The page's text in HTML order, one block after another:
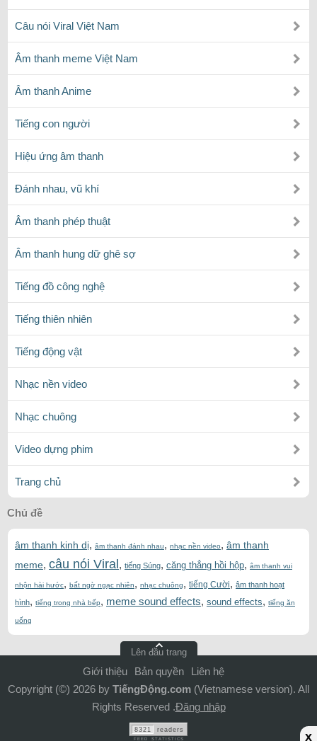
Câu nói Viral Việt Nam
Âm thanh meme Việt Nam
Âm thanh Anime
Tiếng con người
Hiệu ứng âm thanh
Đánh nhau, vũ khí
Âm thanh phép thuật
Âm thanh hung dữ ghê sợ
Tiếng đồ công nghệ
Tiếng thiên nhiên
Tiếng động vật
Nhạc nền video
Nhạc chuông
Video dựng phim
Trang chủ
Chủ đề
âm thanh kinh dị, âm thanh đánh nhau, nhạc nền video, âm thanh
meme, câu nói Viral , tiếng Súng, căng thẳng hồi hộp, âm thanh vui
nhộn hài hước, bất ngờ ngạc nhiên, nhạc chuông, tiếng Cười, âm thanh hoạt
hình, tiếng trong nhà bếp, meme sound effects, sound effects, tiếng ăn
uống
Lên đầu trang
Giới thiệu Bản quyền
Liên hệ
Copyright (©) 2026 by TiếngĐộng.com (Vietnamese version). All
Rights Reserved .Đăng nhập
8321 readers
FEED STATISTICS x